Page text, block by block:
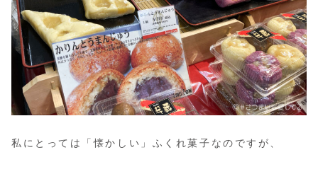
私にとっては「懐かしい」ふくれ菓子なのですが、